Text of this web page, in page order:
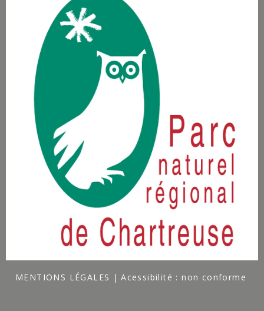
MENTIONS LÉGALES Acessibilité : non conforme